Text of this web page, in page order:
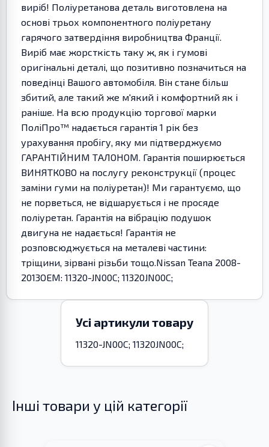
виріб! Поліуретанова деталь виготовлена на
основі трьох компонентного поліуретану
гарячого затвердіння виробництва Франції.
Виріб має жорсткість таку ж, як і гумові
оригінальні деталі, що позитивно позначиться на
поведінці Вашого автомобіля. Він стане більш
збитий, але такий же м'який і комфортний як і
раніше. На всю продукцію торгової марки
ПоліПро™ надається гарантія 1 рік без
урахування пробігу, яку ми підтверджуємо
ГАРАНТІЙНИМ ТАЛОНОМ. Гарантія поширюється
ВИНЯТКОВО на послугу реконструкції (процес
заміни гуми на поліуретан)! Ми гарантуємо, що
не порветься, не відшарується і не просяде
поліуретан. Гарантія на вібрацію подушок
двигуна не надається! Гарантія не
розповсюджується на металеві частини:
тріщини, зірвані різьби тощо.Nissan Teana 2008-
2013OEM: 11320-JN00C; 11320JN00C;
Усі артикули товару
11320-JN00C; 11320JN00C;
Інші товари у цій категорії